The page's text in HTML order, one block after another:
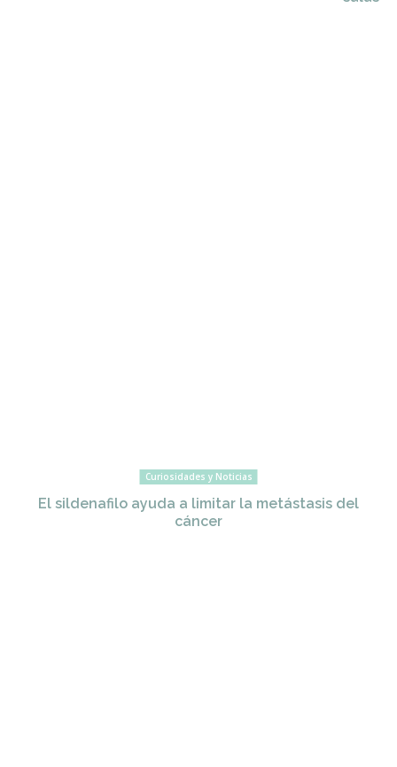
Curiosidades y Noticias
El sildenafilo ayuda a limitar la metástasis del
cáncer